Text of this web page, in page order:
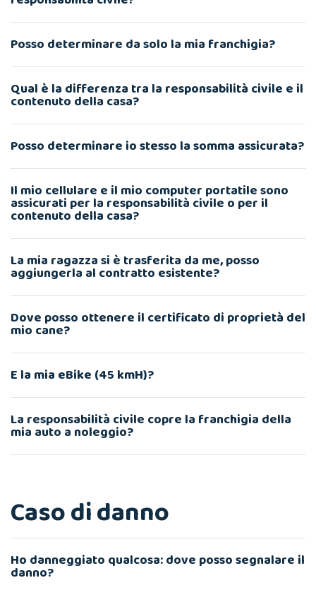
Posso determinare da solo la mia franchigia?
Qual è la differenza tra la responsabilità civile e il
contenuto della casa?
Posso determinare io stesso la somma assicurata?
Il mio cellulare e il mio computer portatile sono
assicurati per la responsabilità civile o per il
contenuto della casa?
La mia ragazza si è trasferita da me, posso
aggiungerla al contratto esistente?
Dove posso ottenere il certificato di proprietà del
mio cane?
E la mia eBike (45 kmH)?
La responsabilità civile copre la franchigia della
mia auto a noleggio?
Caso di danno
Ho danneggiato qualcosa: dove posso segnalare il
danno?